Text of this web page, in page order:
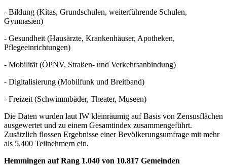
- Bildung (Kitas, Grundschulen, weiterführende Schulen,
Gymnasien)
- Gesundheit (Hausärzte, Krankenhäuser, Apotheken,
Pflegeeinrichtungen)
- Mobilität (ÖPNV, Straßen- und Verkehrsanbindung)
- Digitalisierung (Mobilfunk und Breitband)
- Freizeit (Schwimmbäder, Theater, Museen)
Die Daten wurden laut IW kleinräumig auf Basis von Zensusflächen
ausgewertet und zu einem Gesamtindex zusammengeführt.
Zusätzlich flossen Ergebnisse einer Bevölkerungsumfrage mit mehr
als 5.400 Teilnehmern ein.
Hemmingen auf Rang 1.040 von 10.817 Gemeinden